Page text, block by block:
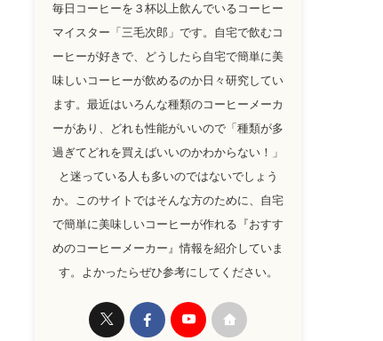
毎日コーヒーを３杯以上飲んでいるコーヒー
マイスター「三毛次郎」です。自宅で飲むコ
ーヒーが好きで、どうしたら自宅で簡単に美
味しいコーヒーが飲めるのか日々研究してい
ます。最近はいろんな種類のコーヒーメーカ
ーがあり、どれも性能がいいので「種類が多
過ぎてどれを買えばいいのかわからない！」
と迷っている人も多いのではないでしょう
か。このサイトではそんな方のために、自宅
で簡単に美味しいコーヒーが作れる『おすす
めのコーヒーメーカー』情報を紹介していま
す。よかったらぜひ参考にしてください。